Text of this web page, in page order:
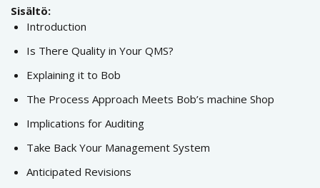
Sisältö:
Introduction
Is There Quality in Your QMS?
Explaining it to Bob
The Process Approach Meets Bob’s machine Shop
Implications for Auditing
Take Back Your Management System
Anticipated Revisions